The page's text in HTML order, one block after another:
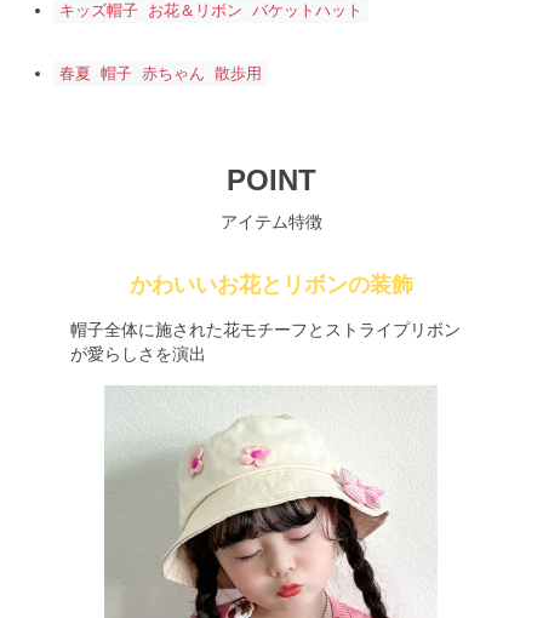
キッズ帽子 お花＆リボン バケットハット
春夏 帽子 赤ちゃん 散歩用
POINT
アイテム特徴
かわいいお花とリボンの装飾
帽子全体に施された花モチーフとストライプリボン
が愛らしさを演出